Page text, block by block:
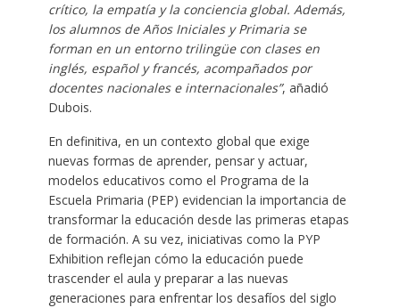
crítico, la empatía y la conciencia global. Además,
los alumnos de Años Iniciales y Primaria se
forman en un entorno trilingüe con clases en
inglés, español y francés, acompañados por
docentes nacionales e internacionales”, añadió
Dubois.
En definitiva, en un contexto global que exige
nuevas formas de aprender, pensar y actuar,
modelos educativos como el Programa de la
Escuela Primaria (PEP) evidencian la importancia de
transformar la educación desde las primeras etapas
de formación. A su vez, iniciativas como la PYP
Exhibition reflejan cómo la educación puede
trascender el aula y preparar a las nuevas
generaciones para enfrentar los desafíos del siglo